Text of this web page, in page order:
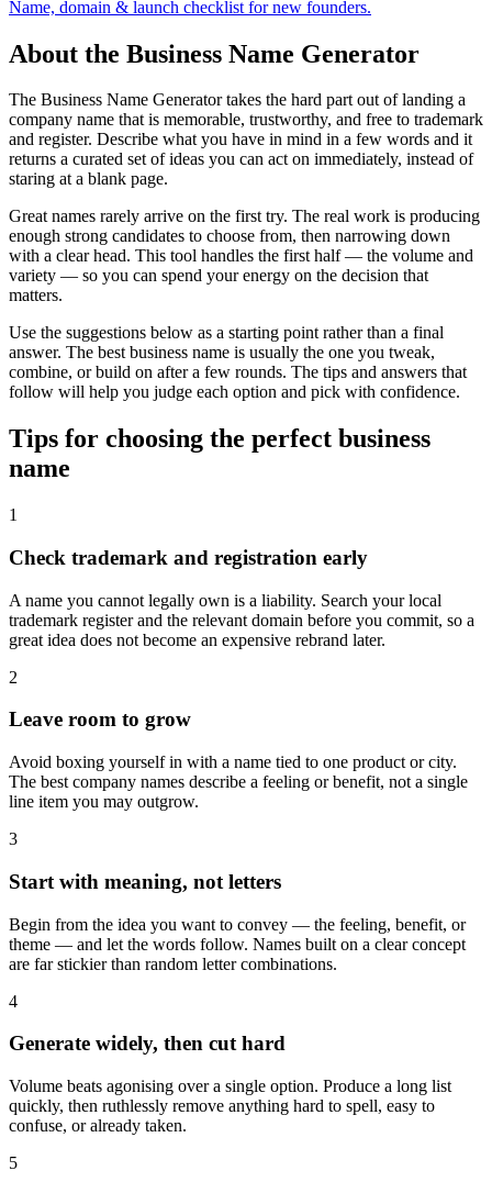
Name, domain & launch checklist for new founders.
About the Business Name Generator
The Business Name Generator takes the hard part out of landing a
company name that is memorable, trustworthy, and free to trademark
and register. Describe what you have in mind in a few words and it
returns a curated set of ideas you can act on immediately, instead of
staring at a blank page.
Great names rarely arrive on the first try. The real work is producing
enough strong candidates to choose from, then narrowing down
with a clear head. This tool handles the first half — the volume and
variety — so you can spend your energy on the decision that
matters.
Use the suggestions below as a starting point rather than a final
answer. The best business name is usually the one you tweak,
combine, or build on after a few rounds. The tips and answers that
follow will help you judge each option and pick with confidence.
Tips for choosing the perfect business
name
1
Check trademark and registration early
A name you cannot legally own is a liability. Search your local
trademark register and the relevant domain before you commit, so a
great idea does not become an expensive rebrand later.
2
Leave room to grow
Avoid boxing yourself in with a name tied to one product or city.
The best company names describe a feeling or benefit, not a single
line item you may outgrow.
3
Start with meaning, not letters
Begin from the idea you want to convey — the feeling, benefit, or
theme — and let the words follow. Names built on a clear concept
are far stickier than random letter combinations.
4
Generate widely, then cut hard
Volume beats agonising over a single option. Produce a long list
quickly, then ruthlessly remove anything hard to spell, easy to
confuse, or already taken.
5